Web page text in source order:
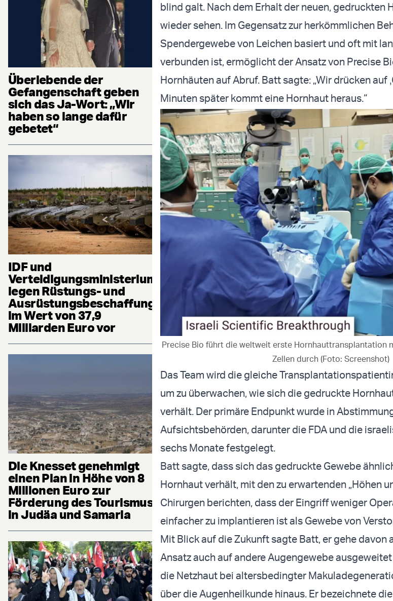
Überlebende der
Gefangenschaft geben
sich das Ja-Wort: „Wir
haben so lange dafür
gebetet“
IDF und
Verteidigungsministerium
legen Rüstungs- und
Ausrüstungsbeschaffung
im Wert von 37,9
Milliarden Euro vor
Die Knesset genehmigt
einen Plan in Höhe von 8
Millionen Euro zur
Förderung des Tourismus
in Judäa und Samaria
blind galt. Nach dem Erhalt der neuen, gedruckten
wieder sehen. Im Gegensatz zur herkömmlichen
Spendergewebe von Leichen basiert und oft mit
verbunden ist, ermöglicht der Ansatz von Precise
Hornhäuten auf Abruf. Batt sagte: „Wir drücken auf
Minuten später kommt eine Hornhaut heraus.“
Precise Bio führt die weltweit erste Hornhauttransplantation
Zellen durch (Foto: Screenshot)
Das Team wird die gleiche
um zu überwachen, wie sich die gedruckte
verhält. Der primäre Endpunkt wurde in
Aufsichtsbehörden, darunter die FDA und die
sechs Monate festgelegt.
Batt sagte, dass sich das gedruckte Gewebe
Hornhaut verhält, mit den zu erwartenden „Höhen
Chirurgen berichten, dass der Eingriff weniger
einfacher zu implantieren ist als Gewebe von
Mit Blick auf die Zukunft sagte Batt, er gehe davon
Ansatz auch auf andere Augengewebe
die Netzhaut bei altersbedingter
über die Augenheilkunde hinaus. Er bezeichnete